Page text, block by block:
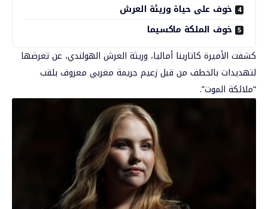
خوف على حياة وريثة العرش
خوف الملكة ماكسيما
كشفت الأميرة كاتارينا أماليا، وريثة العرش الهولندي، عن تعرضها
لتهديدات بالخطف من قبل زعيم جريمة مغربي معروف بلقب
“ملائكة الموت”.